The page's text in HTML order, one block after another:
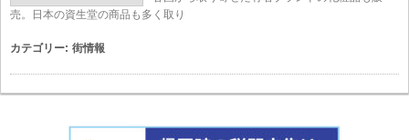
売。日本の資生堂の商品も多く取り
カテゴリー: 街情報